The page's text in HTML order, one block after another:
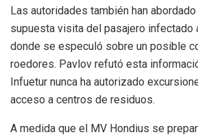
Las autoridades también han
supuesta visita del pasajero infectado
donde se especuló sobre un posible
roedores. Pavlov refutó esta
Infuetur nunca ha autorizado
acceso a centros de residuos.
A medida que el MV Hondius se